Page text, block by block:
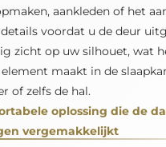
aankleden of het
voordat u de deur
zicht op uw silhouet, wat
maakt in de
of zelfs de hal.
oplossing die de
vergemakkelijkt